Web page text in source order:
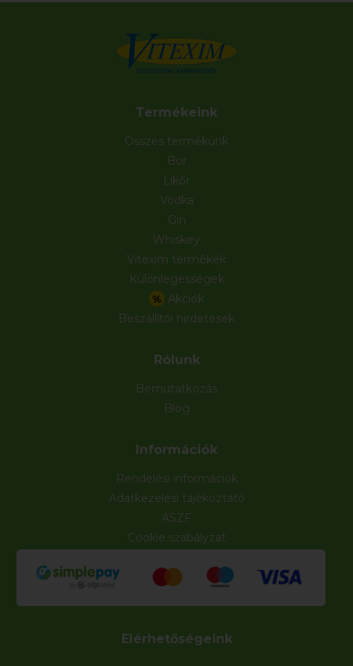
Termékeink
Összes termékünk
Bor
Likőr
Vodka
Gin
Whiskey
Vitexim termékek
Különlegességek
% Akciók
Beszállítói hirdetések
Rólunk
Bemutatkozás
Blog
Információk
Rendelési információk
Adatkezelési tájékoztató
ÁSZF
Cookie szabályzat
Elérhetőségeink